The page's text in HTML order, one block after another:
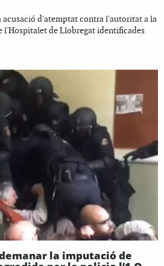
acusació d'atemptat contra l'autoritat a la
l'Hospitalet de Llobregat identificades
la imputació de